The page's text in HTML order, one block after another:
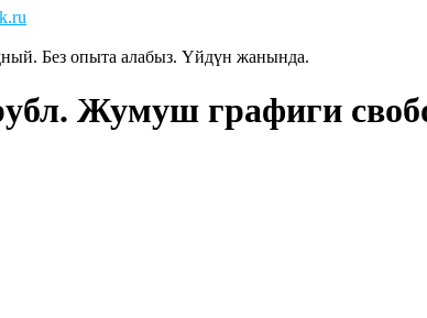
Без опыта алабыз. Үйдүн жанында.
Жумуш графиги